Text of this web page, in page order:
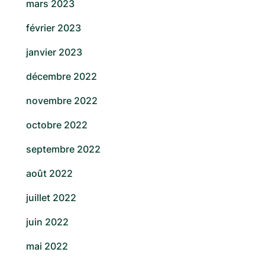
mars 2023
février 2023
janvier 2023
décembre 2022
novembre 2022
octobre 2022
septembre 2022
août 2022
juillet 2022
juin 2022
mai 2022